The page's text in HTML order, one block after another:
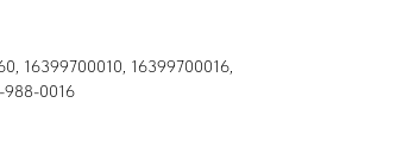
16399700010, 16399700016,
988-0016